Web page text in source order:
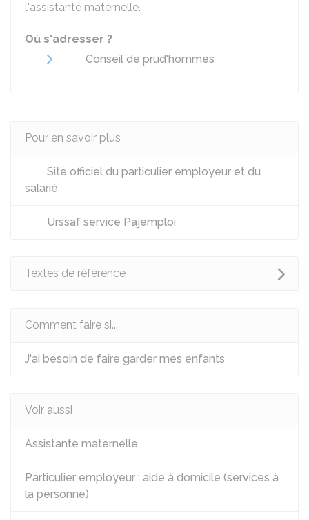
l'assistante maternelle.
Où s'adresser ?
Conseil de prud'hommes
Pour en savoir plus
Site officiel du particulier employeur et du
salarié
Urssaf service Pajemploi
Textes de référence
Comment faire si...
J'ai besoin de faire garder mes enfants
Voir aussi
Assistante maternelle
Particulier employeur : aide à domicile (services à
la personne)